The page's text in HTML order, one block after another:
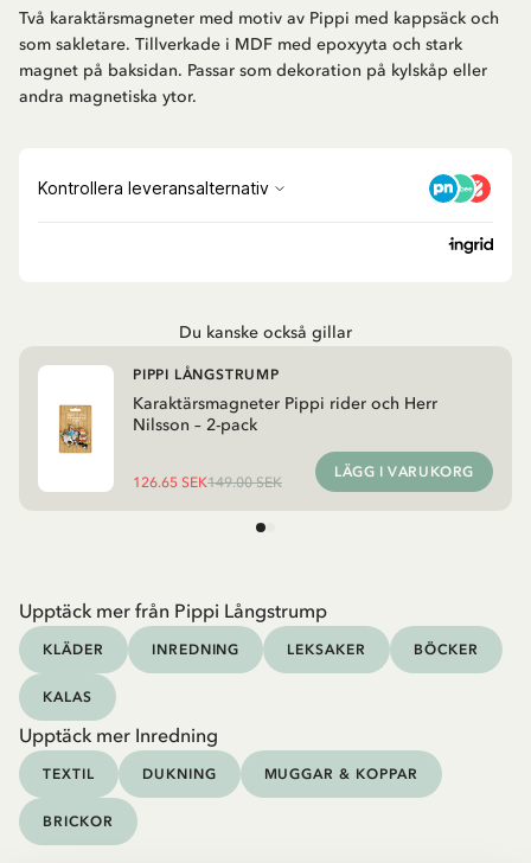
Två karaktärsmagneter med motiv av Pippi med kappsäck och
som sakletare. Tillverkade i MDF med epoxyyta och stark
magnet på baksidan. Passar som dekoration på kylskåp eller
andra magnetiska ytor.
Du kanske också gillar
Karaktärsmagneter Pippi rider och Herr
Nilsson – 2-pack
PIPPI LÅNGSTRUMP
126.65 SEK149.00 SEK
LÄGG I VARUKORG
Upptäck mer från Pippi Långstrump
KLÄDER INREDNING LEKSAKER BÖCKER
KALAS
Upptäck mer Inredning
TEXTIL DUKNING MUGGAR & KOPPAR
BRICKOR